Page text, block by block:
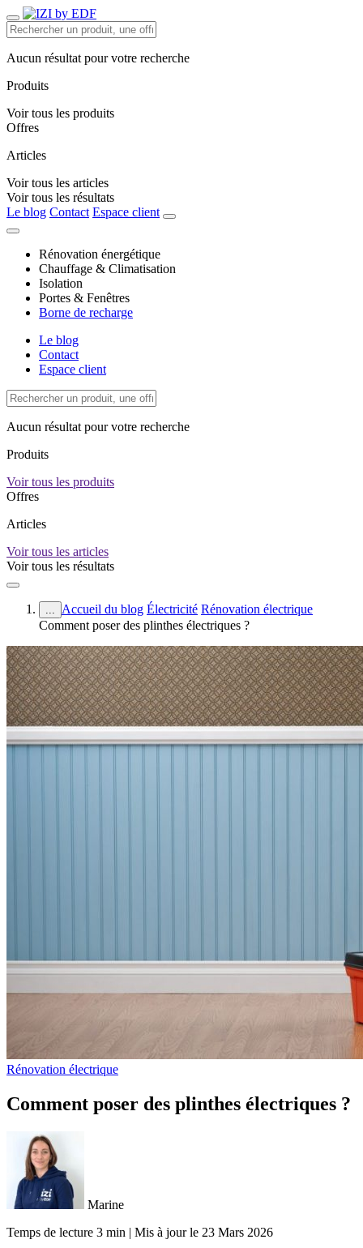
Aucun résultat pour votre recherche
Produits
Voir tous les produits
Offres
Articles
Voir tous les articles
Voir tous les résultats
Le blog Contact Espace client
Rénovation énergétique
Chauffage & Climatisation
Isolation
Portes & Fenêtres
Borne de recharge
Le blog
Contact
Espace client
Aucun résultat pour votre recherche
Produits
Voir tous les produits
Offres
Articles
Voir tous les articles
Voir tous les résultats
... Accueil du blog Électricité Rénovation électrique
Comment poser des plinthes électriques ?
Rénovation électrique
Comment poser des plinthes électriques ?
Marine
Temps de lecture 3 min | Mis à jour le 23 Mars 2026